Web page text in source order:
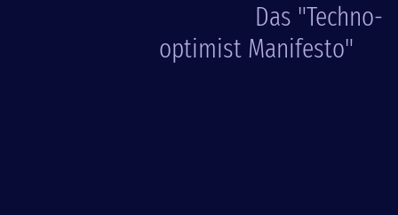
Das "Techno-
optimist Manifesto"